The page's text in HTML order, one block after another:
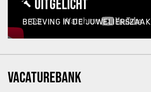
UITGELICHT
BELEVING IN DE JUWELIERSZAAK
VACATUREBANK